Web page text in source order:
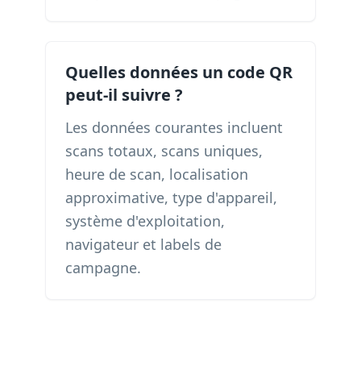
Quelles données un code QR
peut-il suivre ?
Les données courantes incluent
scans totaux, scans uniques,
heure de scan, localisation
approximative, type d'appareil,
système d'exploitation,
navigateur et labels de
campagne.